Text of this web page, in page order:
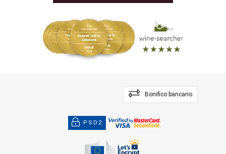
Bonifico bancario
PSD2